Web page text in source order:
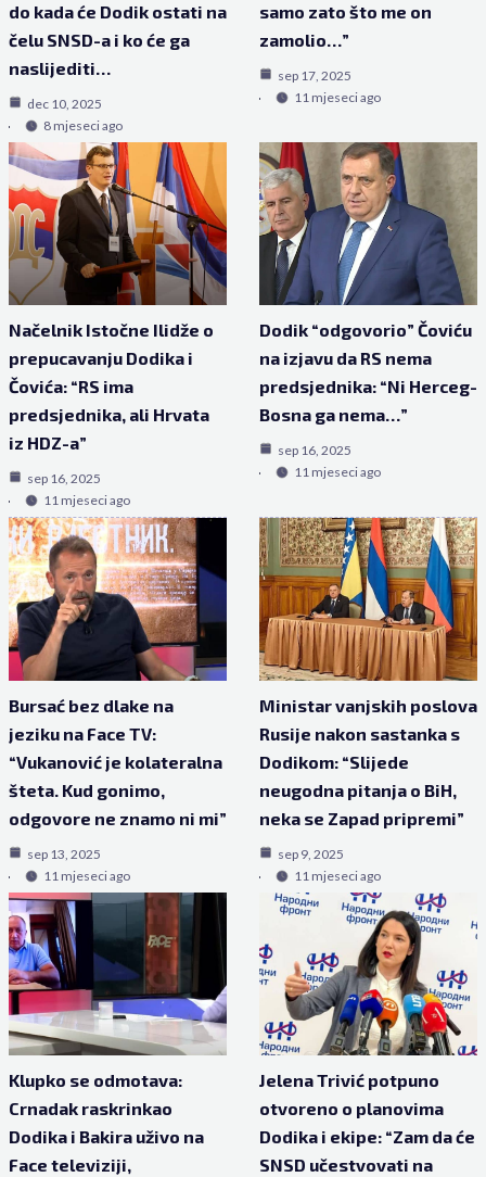
do kada će Dodik ostati na
čelu SNSD-a i ko će ga
naslijediti…
dec 10, 2025
8 mjeseci ago
samo zato što me on
zamolio…”
sep 17, 2025
11 mjeseci ago
Načelnik Istočne Ilidže o
prepucavanju Dodika i
Čovića: “RS ima
predsjednika, ali Hrvata
iz HDZ-a”
sep 16, 2025
11 mjeseci ago
Dodik “odgovorio” Čoviću
na izjavu da RS nema
predsjednika: “Ni Herceg-
Bosna ga nema…”
sep 16, 2025
11 mjeseci ago
Bursać bez dlake na
jeziku na Face TV:
“Vukanović je kolateralna
šteta. Kud gonimo,
odgovore ne znamo ni mi”
sep 13, 2025
11 mjeseci ago
Ministar vanjskih poslova
Rusije nakon sastanka s
Dodikom: “Slijede
neugodna pitanja o BiH,
neka se Zapad pripremi”
sep 9, 2025
11 mjeseci ago
Klupko se odmotava:
Crnadak raskrinkao
Dodika i Bakira uživo na
Face televiziji,
Jelena Trivić potpuno
otvoreno o planovima
Dodika i ekipe: “Zam da će
SNSD učestvovati na